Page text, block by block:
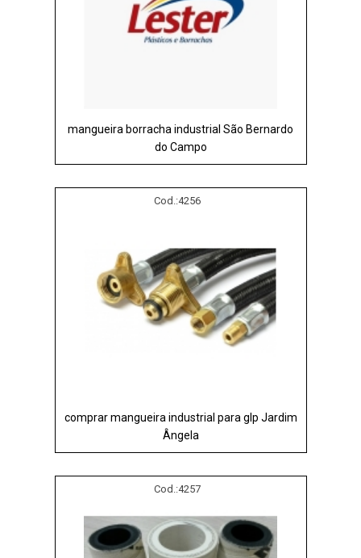
mangueira borracha industrial São Bernardo
do Campo
Cod.:4256
comprar mangueira industrial para glp Jardim
Ângela
Cod.:4257